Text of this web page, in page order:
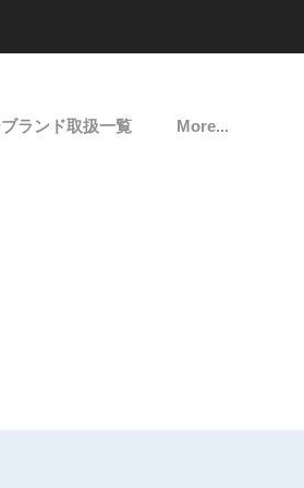
ランド取扱一覧 More...